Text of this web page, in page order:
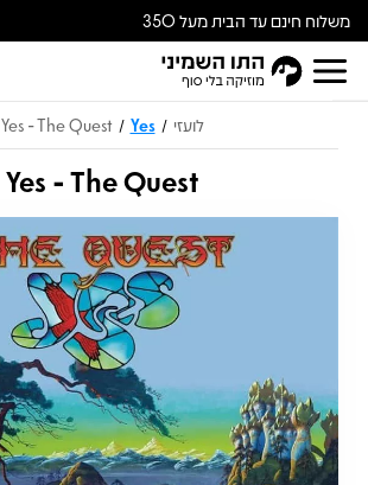
משלוח חינם עד הבית מעל 350
ש״ח
לועזי /
Yes
/
Yes - The Quest
Yes - The Quest